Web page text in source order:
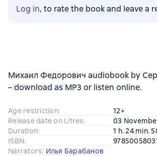
Log in, to rate the book and leave a
Михаил Федорович audiobook by
– download as MP3 or listen online.
Age restriction:
12+
Release date on Litres:
03
Duration:
1 h. 24 min.
ISBN:
Narrators: Илья Барабанов